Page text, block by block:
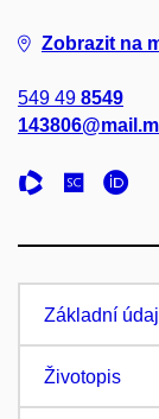
Zobrazit na
549 49 8549
Základní
Životopis